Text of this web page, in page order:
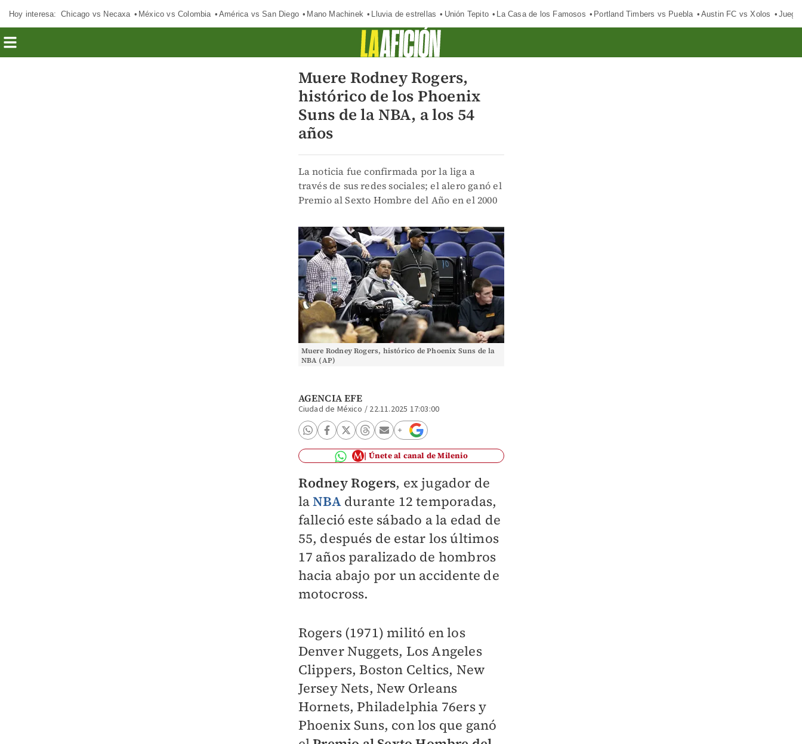
Hoy interesa: Chicago vs Necaxa México vs Colombia América vs San Diego Mano Machinek Lluvia de estrellas Unión Tepito La Casa de los Famosos Portland Timbers vs Puebla Austin FC vs Xolos
Muere Rodney Rogers,
histórico de los Phoenix
Suns de la NBA, a los 54
años
La noticia fue confirmada por la liga a
través de sus redes sociales; el alero ganó el
Premio al Sexto Hombre del Año en el 2000
Muere Rodney Rogers, histórico de Phoenix Suns de la
NBA (AP)
AGENCIA EFE
Ciudad de México / 22.11.2025 17:03:00
Únete al canal de Milenio
Rodney Rogers, ex jugador de
laNBAdurante 12 temporadas,
falleció este sábado a la edad de
55, después de estar los últimos
17 años paralizado de hombros
hacia abajo por un accidente de
motocross.
Rogers (1971) militó en los
Denver Nuggets, Los Angeles
Clippers, Boston Celtics, New
Jersey Nets, New Orleans
Hornets, Philadelphia 76ers y
Phoenix Suns, con los que ganó